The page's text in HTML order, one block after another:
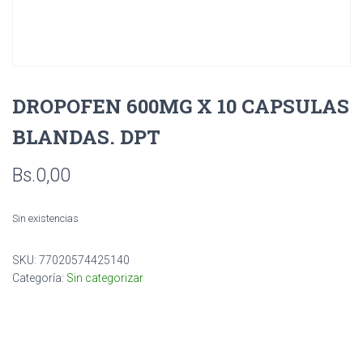
DROPOFEN 600MG X 10 CAPSULAS
BLANDAS. DPT
Bs.0,00
Sin existencias
SKU: 77020574425140
Categoría: Sin categorizar